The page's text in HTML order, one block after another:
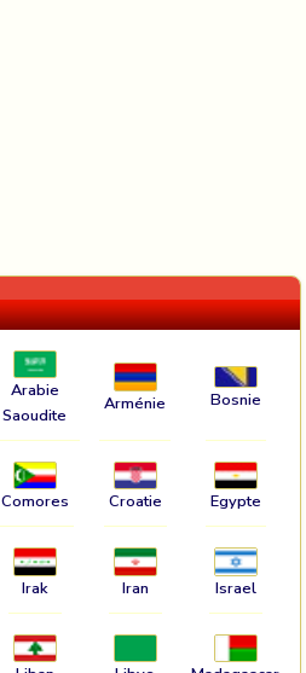
Arabie
Saoudite
Arménie Bosnie
Comores Croatie Egypte
Irak Iran Israel